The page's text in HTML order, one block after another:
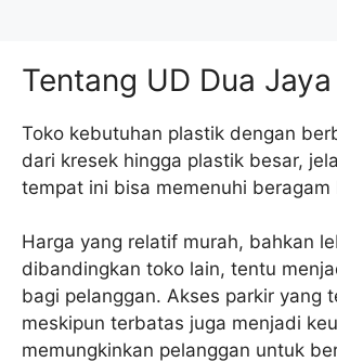
Tentang UD Dua
Toko kebutuhan plastik dengan
dari kresek hingga plastik besar,
tempat ini bisa memenuhi beragam
Harga yang relatif murah, bahkan
dibandingkan toko lain, tentu
bagi pelanggan. Akses parkir yang
meskipun terbatas juga menjadi
memungkinkan pelanggan untuk